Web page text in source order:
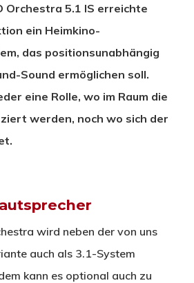
Orchestra 5.1 IS erreichte
ein Heimkino-
das positionsunabhängig
Sound ermöglichen soll.
eine Rolle, wo im Raum die
werden, noch wo sich der
wird neben der von uns
auch als 3.1-System
kann es optional auch zu